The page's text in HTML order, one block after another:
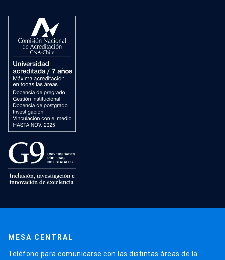
MESA CENTRAL
Teléfono para comunicarse con las distintas áreas de la